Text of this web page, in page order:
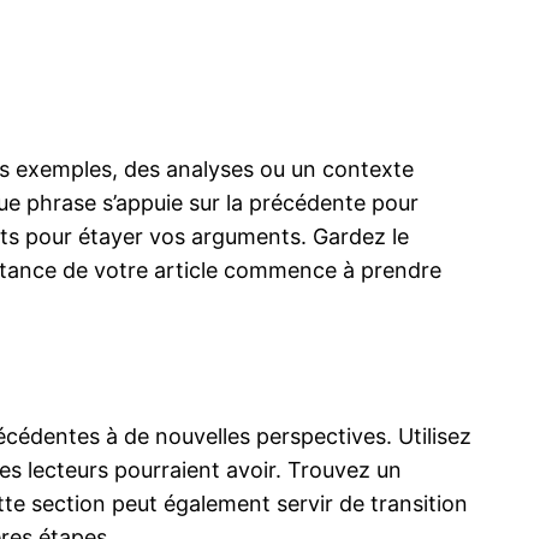
exemples, des analyses ou un contexte
phrase s’appuie sur la précédente pour
pour étayer vos arguments. Gardez le
de votre article commence à prendre
à de nouvelles perspectives. Utilisez
lecteurs pourraient avoir. Trouvez un
section peut également servir de transition